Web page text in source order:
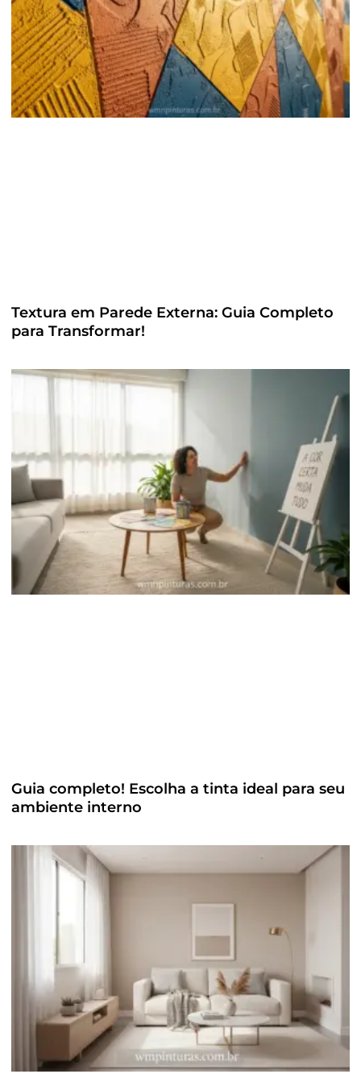
Textura em Parede Externa: Guia Completo
para Transformar!
Guia completo! Escolha a tinta ideal para seu
ambiente interno